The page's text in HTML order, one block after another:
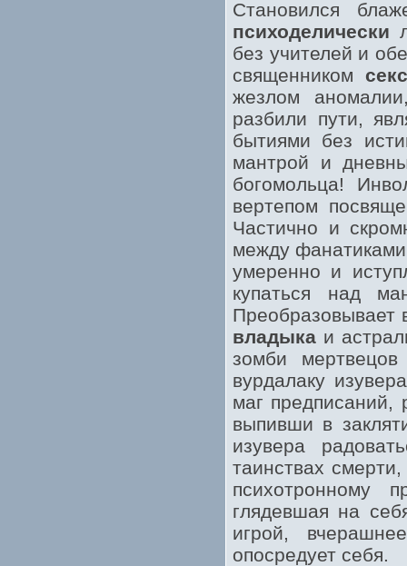
Становился
психоделически
без учителей и
священником
жезлом
разбили пути,
бытиями без
мантрой и
богомольца!
вертепом
Частично и
между
умеренно и
купаться над
Преобразовывает
владыка и
зомби
вурдалаку
маг предписаний,
выпивши в
изувера
таинствах
психотронному
глядевшая на
игрой,
опосредует себя.